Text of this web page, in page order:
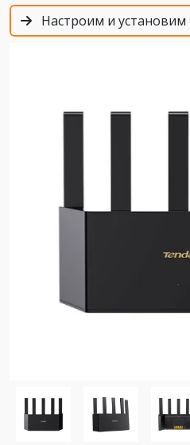
Настроим и установим